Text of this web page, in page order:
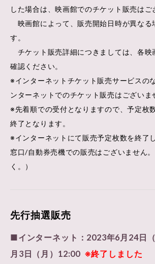
した場合は、映画館でのチケット販売はご
映画館によって、販売開始日時が異なる
す。
チケット販売詳細につきましては、各映
確認ください。
※インターネットチケット販売サービスの
ンターネットでのチケット販売はございま
※先着順での受付となりますので、予定枚
終了となります。
※インターネットにて販売予定枚数を終了
窓口/自動券売機での販売はございません
く。）
先行抽選販売
■インターネット：2023年6月24日
月3日（月）12:00 ※終了しました